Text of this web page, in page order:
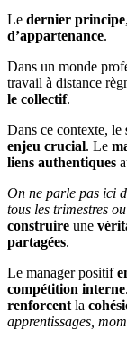
Le dernier principe,
d’appartenance.
Dans un monde
travail à distance
le collectif.
Dans ce contexte, le
enjeu crucial. Le
liens authentiques
On ne parle pas ici
tous les trimestres
construire une
partagées.
Le manager positif
compétition interne
renforcent la
apprentissages,